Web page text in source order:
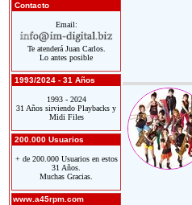
Contacto
Email:
Te atenderá Juan Carlos.
Lo antes posible
1993/2024 - 31 Años
1993 - 2024
31 Años sirviendo Playbacks y
Midi Files
200.000 Usuarios
+ de 200.000 Usuarios en estos
31 Años.
Muchas Gracias.
www.a45rpm.com